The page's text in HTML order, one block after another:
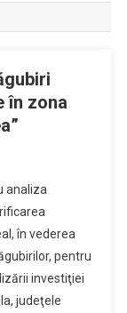
în zona
analiza
în vederea
pentru
investiţiei
judeţele